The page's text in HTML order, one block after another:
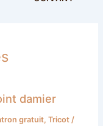
damier
gratuit,Tricot /